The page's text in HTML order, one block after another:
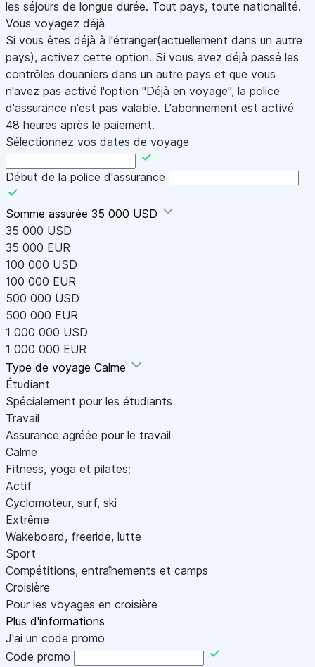
les séjours de longue durée. Tout pays, toute nationalité.
Vous voyagez déjà
Si vous êtes déjà à l'étranger(actuellement dans un autre
pays), activez cette option. Si vous avez déjà passé les
contrôles douaniers dans un autre pays et que vous
n'avez pas activé l'option "Déjà en voyage", la police
d'assurance n'est pas valable. L'abonnement est activé
48 heures après le paiement.
Sélectionnez vos dates de voyage
Début de la police d'assurance
Somme assurée 35 000 USD
35 000 USD
35 000 EUR
100 000 USD
100 000 EUR
500 000 USD
500 000 EUR
1 000 000 USD
1 000 000 EUR
Type de voyage Calme
Étudiant
Spécialement pour les étudiants
Travail
Assurance agréée pour le travail
Calme
Fitness, yoga et pilates;
Actif
Cyclomoteur, surf, ski
Extrême
Wakeboard, freeride, lutte
Sport
Compétitions, entraînements et camps
Croisière
Pour les voyages en croisière
Plus d'informations
J'ai un code promo
Code promo